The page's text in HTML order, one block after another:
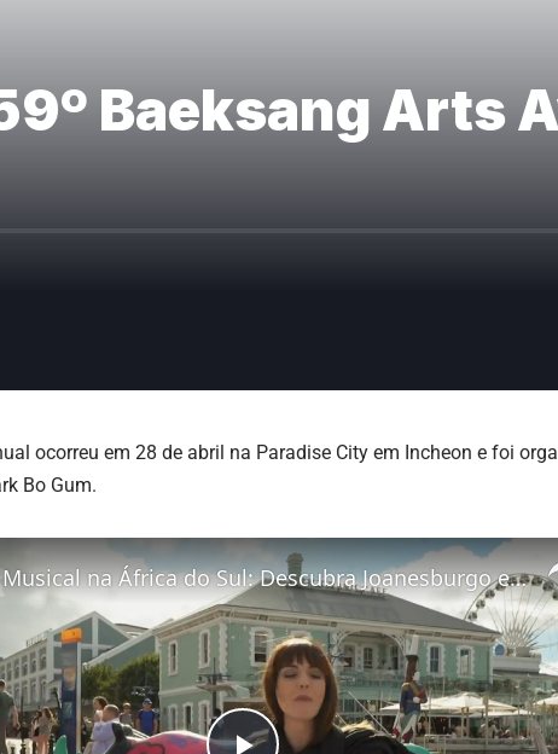
Baeksang Arts
ocorreu em 28 de abril na Paradise City em Incheon e foi
Bo Gum.
Tour Musical na África do Sul: Descubra Joanesburgo e Cidade do Cabo! 🎶✨